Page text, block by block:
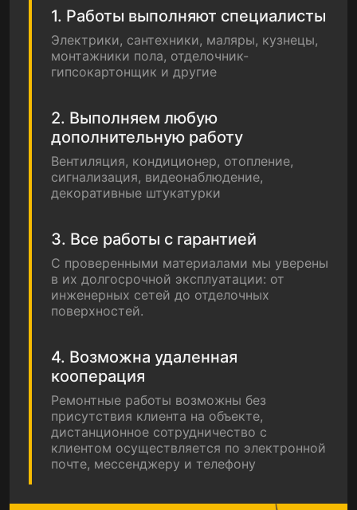
1. Работы выполняют специалисты
Электрики, сантехники, маляры, кузнецы,
монтажники пола, отделочник-
гипсокартонщик и другие
2. Выполняем любую
дополнительную работу
Вентиляция, кондиционер, отопление,
сигнализация, видеонаблюдение,
декоративные штукатурки
3. Все работы с гарантией
С проверенными материалами мы уверены
в их долгосрочной эксплуатации: от
инженерных сетей до отделочных
поверхностей.
4. Возможна удаленная
кооперация
Ремонтные работы возможны без
присутствия клиента на объекте,
дистанционное сотрудничество с
клиентом осуществляется по электронной
почте, мессенджеру и телефону